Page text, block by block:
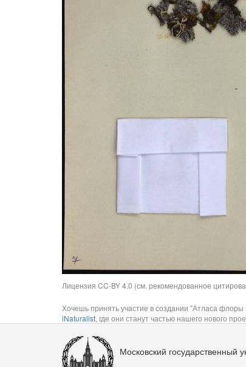
Лицензия CC-BY 4.0 (см. рекомендованное
Хочешь принять участие в создании "Атласа
iNaturalist, где они станут частью нашего нового
Московский